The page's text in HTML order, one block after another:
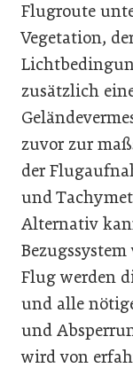
Flugroute
Vegetation,
zusätzlich
zuvor zur
der
und
Alternativ
Flug werden
und alle
und
wird von